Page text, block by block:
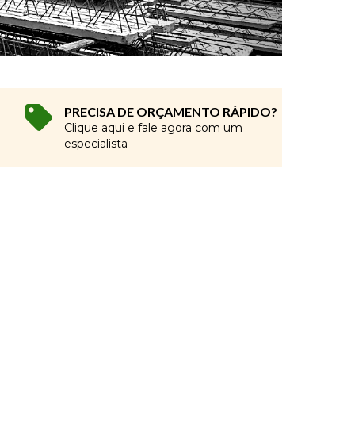
PRECISA DE ORÇAMENTO RÁPIDO?
Clique aqui e fale agora com um
especialista